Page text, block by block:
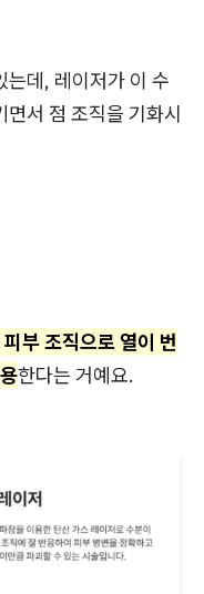
는데, 레이저가 이 수
서 점 조직을 기화시
부 조직으로 열이 번
한다는 거예요.